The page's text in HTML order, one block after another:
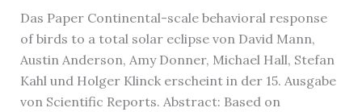
Das Paper Continental-scale behavioral response
of birds to a total solar eclipse von David Mann,
Austin Anderson, Amy Donner, Michael Hall, Stefan
Kahl und Holger Klinck erscheint in der 15. Ausgabe
von Scientific Reports. Abstract: Based on